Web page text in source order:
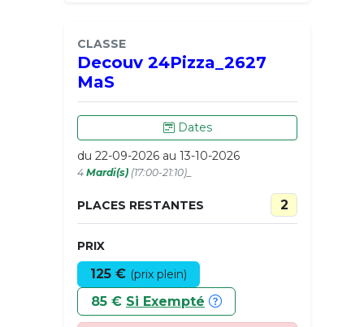
CLASSE
Decouv 24Pizza_2627
MaS
Dates
du 22-09-2026 au 13-10-2026
4 Mardi(s) (17:00-21:10)_
PLACES RESTANTES 2
PRIX
125 € (prix plein)
85 € Si Exempté